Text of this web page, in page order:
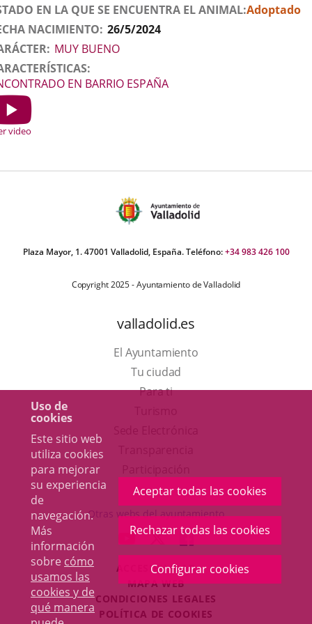
Uso de
cookies
Este sitio web
utiliza cookies
para mejorar
su experiencia
de
navegación.
Más
información
sobre cómo
usamos las
cookies y de
qué manera
Aceptar todas las cookies
Rechazar todas las cookies
Configurar cookies
EN LA QUE SE ENCUENTRA EL ANIMAL Adoptado
NACIMIENTO 26/5/2024
MUY BUENO
EN BARRIO ESPAÑA
video
Plaza Mayor, 1. 47001 Valladolid, España. Teléfono:+34 983 426 100
Copyright 2025 - Ayuntamiento de Valladolid
valladolid.es
El Ayuntamiento
Tu ciudad
Para ti
en
una
ventana
nueva.
aplicación
externa.
Otras webs del ayuntamiento
ENLACE
A
UNA
APLICACIÓN
EXTERNA.
ENLACE
A
UNA
APLICACIÓN
EXTERNA.
ENLACE
A
UNA
EXTERNA.
ACCESIBILIDAD
MAPA WEB
CONDICIONES LEGALES
POLÍTICA DE COOKIES